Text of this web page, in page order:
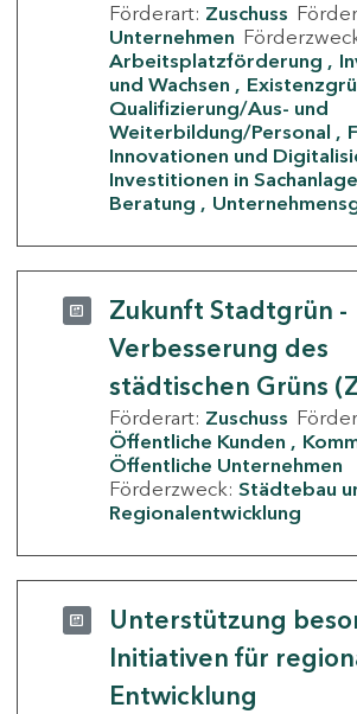
Förderart: Zuschuss
Unternehmen
Arbeitsplatzförderung
und Wachsen
Qualifizierung/Aus- und
Weiterbildung/Personal
Innovationen und
Investitionen in
Beratung
Zukunft Stadtgrün -
Verbesserung des
städtischen Grüns
Förderart: Zuschuss
Öffentliche Kunden
Öffentliche Unternehmen
Förderzweck: Städtebau
Regionalentwicklung
Unterstützung
Initiativen für
Entwicklung